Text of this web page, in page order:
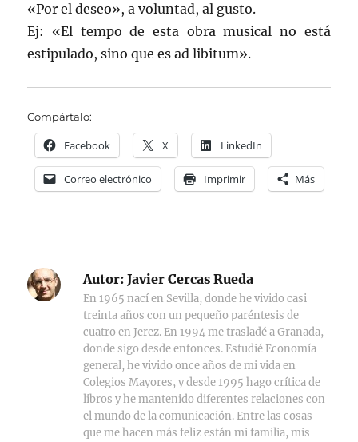
«Por el deseo», a voluntad, al gusto.
Ej: «El tempo de esta obra musical no está
estipulado, sino que es ad libitum».
Compártalo:
Facebook X LinkedIn
Correo electrónico Imprimir Más
Autor: Javier Cercas Rueda
En 1965 nací en Sevilla, donde he vivido casi
treinta años con un pequeño paréntesis de
cuatro en Jerez. En 1994 me trasladé a Granada,
donde sigo desde entonces. Estudié Economía
general, he vivido once años de mi vida en
Colegios Mayores, y desde 1995 hago crítica de
libros y he mantenido diferentes relaciones con
el mundo de la comunicación. Entre las cosas
que me hacen más feliz están mi familia, mis